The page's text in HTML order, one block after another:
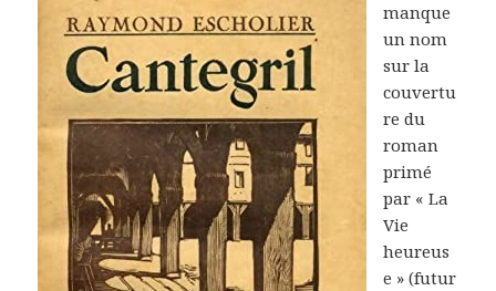
manque
un nom
sur la
couvertu
re du
roman
primé
par « La
Vie
heureus
e » (futur